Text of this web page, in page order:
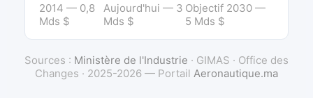
2014 — 0,8
Mds $
Aujourd'hui — 3
Mds $
Objectif 2030 —
5 Mds $
Sources : Ministère de l'Industrie · GIMAS · Office des
Changes · 2025-2026 — Portail Aeronautique.ma